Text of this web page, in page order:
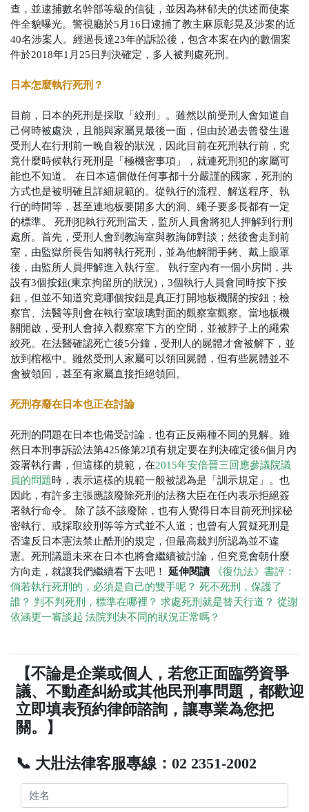
查，並逮捕數名幹部等級的信徒，並因為林郁夫的供述而使案
件全貌曝光。警視廳於5月16日逮捕了教主麻原彰晃及涉案的近
40名涉案人。經過長達23年的訴訟後，包含本案在內的數個案
件於2018年1月25日判決確定，多人被判處死刑。
日本怎麼執行死刑？
目前，日本的死刑是採取「絞刑」。雖然以前受刑人會知道自
己何時被處決，且能與家屬見最後一面，但由於過去曾發生過
受刑人在行刑前一晚自殺的狀況，因此目前在死刑執行前，究
竟什麼時候執行死刑是「極機密事項」，就連死刑犯的家屬可
能也不知道。
在日本這個做任何事都十分嚴謹的國家，死刑的
方式也是被明確且詳細規範的。從執行的流程、解送程序、執
行的時間等，甚至連地板要開多大的洞、繩子要多長都有一定
的標準。
死刑犯執行死刑當天，監所人員會將犯人押解到行刑
處所。首先，受刑人會到教誨室與教誨師對談；然後會走到前
室，由監獄所長告知將執行死刑，並為他解開手銬、戴上眼罩
後，由監所人員押解進入執行室。
執行室內有一個小房間，共
設有3個按鈕(東京拘留所的狀況)，3個執行人員會同時按下按
鈕，但並不知道究竟哪個按鈕是真正打開地板機關的按鈕；檢
察官、法醫等則會在執行室玻璃對面的觀察室觀察。當地板機
關開啟，受刑人會掉入觀察室下方的空間，並被脖子上的繩索
絞死。在法醫確認死亡後5分鐘，受刑人的屍體才會被解下，並
放到棺柩中。雖然受刑人家屬可以領回屍體，但有些屍體並不
會被領回，甚至有家屬直接拒絕領回。
死刑存廢在日本也正在討論
死刑的問題在日本也備受討論，也有正反兩種不同的見解。雖
然日本刑事訴訟法第425條第2項有規定要在判決確定後6個月內
簽署執行書，但這樣的規範，在2015年安倍晉三回應參議院議
員的問題 時，表示這樣的規範一般被認為是「訓示規定」。也
因此，有許多主張應該廢除死刑的法務大臣在任內表示拒絕簽
署執行命令。
除了該不該廢除，也有人覺得日本目前死刑採秘
密執行、或採取絞刑等等方式並不人道；也曾有人質疑死刑是
否違反日本憲法禁止酷刑的規定，但最高裁判所認為並不違
憲。死刑議題未來在日本也將會繼續被討論，但究竟會朝什麼
方向走，就讓我們繼續看下去吧！
延伸閱讀
《復仇法》書評：
倘若執行死刑的，必須是自己的雙手呢？ 死不死刑，保護了
誰？ 判不判死刑，標準在哪裡？ 求處死刑就是替天行道？ 從謝
依涵更一審談起 法院判決不同的狀況正常嗎？
【不論是企業或個人，若您正面臨勞資爭
議、不動產糾紛或其他民刑事問題，都歡迎
立即填表預約律師諮詢，讓專業為您把
關。】
📞 大壯法律客服專線：02 2351-2002